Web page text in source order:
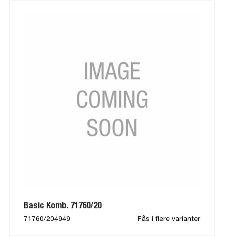
Basic Komb. 71760/20
71760/204949 Fås i flere varianter